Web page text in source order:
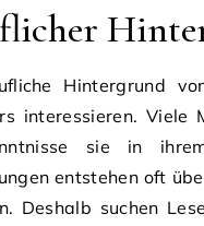
Hintergrund
interessieren. Viele
sie in
entstehen oft
Deshalb suchen